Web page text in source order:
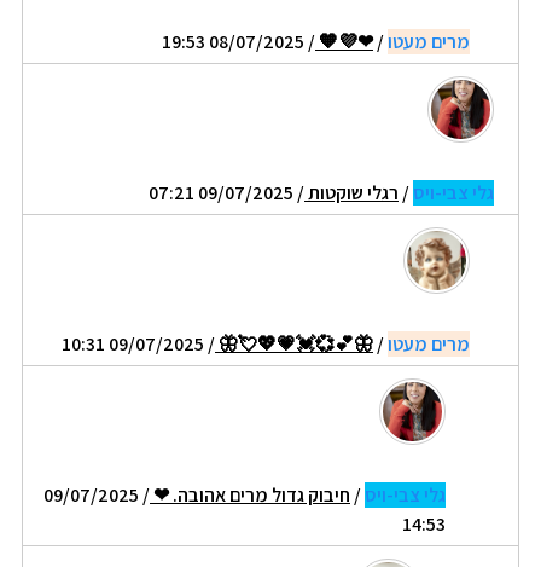
מרים מעטו/
❤💜🧡
/ 08/07/2025 19:53
גלי צבי-ויס/ רגלי שוקטות/ 09/07/2025 07:21
מרים מעטו/
🦋💕💞💓💗💖💘🦋
/ 09/07/2025 10:31
גלי צבי-ויס/ חיבוק גדול מרים אהובה. ❤
/ 09/07/2025
14:53